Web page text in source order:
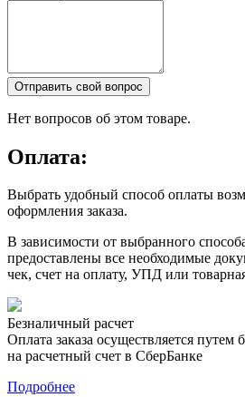
Отправить свой вопрос
Нет вопросов об этом товаре.
Оплата:
Выбрать удобный способ оплаты
оформления заказа.
В зависимости от выбранного
предоставлены все необходимые
чек, счет на оплату, УПД или
Безналичный расчет
Оплата заказа осуществляется путем
на расчетный счет в СберБанке
Подробнее